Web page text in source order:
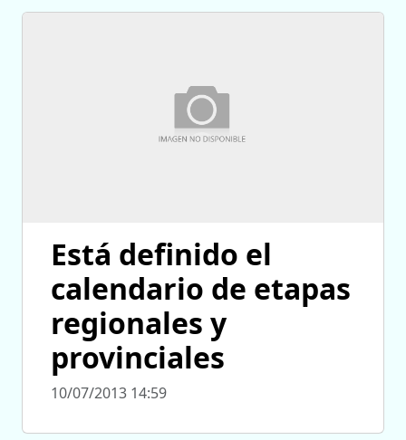
Está definido el
calendario de etapas
regionales y
provinciales
10/07/2013 14:59